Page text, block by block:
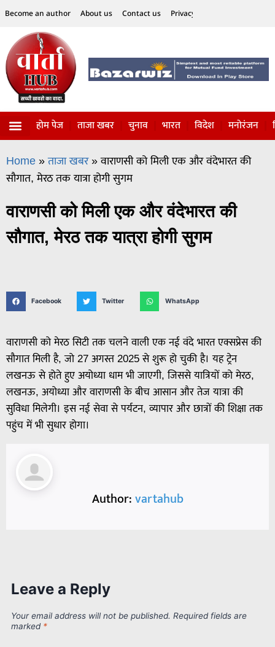
Become an author About us Contact us Privacy Policy
होम पेज ताजा खबर चुनाव भारत विदेश मनोरंजन
Home » ताजा खबर » वाराणसी को मिली एक और वंदेभारत की
सौगात, मेरठ तक यात्रा होगी सुगम
वाराणसी को मिली एक और वंदेभारत की
सौगात, मेरठ तक यात्रा होगी सुगम
Facebook Twitter WhatsApp
वाराणसी को मेरठ सिटी तक चलने वाली एक नई वंदे भारत एक्सप्रेस की
सौगात मिली है, जो 27 अगस्त 2025 से शुरू हो चुकी है। यह ट्रेन
लखनऊ से होते हुए अयोध्या धाम भी जाएगी, जिससे यात्रियों को मेरठ,
लखनऊ, अयोध्या और वाराणसी के बीच आसान और तेज यात्रा की
सुविधा मिलेगी। इस नई सेवा से पर्यटन, व्यापार और छात्रों की शिक्षा तक
पहुंच में भी सुधार होगा।
Author:vartahub
Leave a Reply
Your email address will not be published. Required fields are
marked *